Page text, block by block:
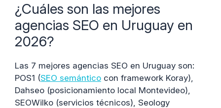
¿Cuáles son las mejores
agencias SEO en Uruguay en
2026?
Las 7 mejores agencias SEO en Uruguay son:
POS1 (SEO semántico con framework Koray),
Dahseo (posicionamiento local Montevideo),
SEOWilko (servicios técnicos), Seology